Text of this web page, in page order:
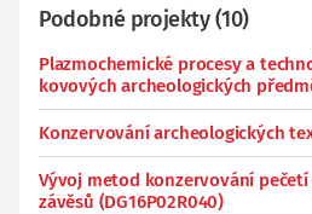
Podobné projekty(10)
Plazmochemické procesy a
kovových archeologických
Konzervování archeologických
Vývoj metod konzervování
závěsů (DG16P02R040)